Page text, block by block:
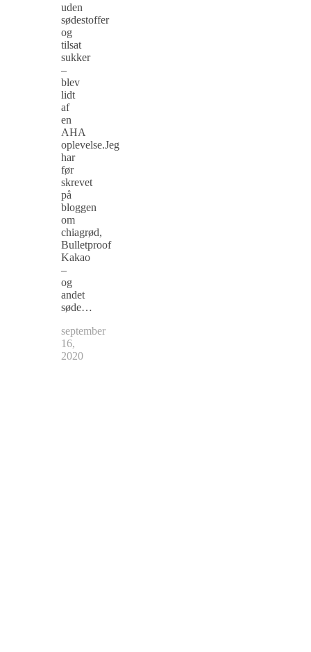
uden
sødestoffer
og
tilsat
sukker
–
blev
lidt
af
en
AHA
oplevelse.Jeg
har
før
skrevet
på
bloggen
om
chiagrød,
Bulletproof
Kakao
–
og
andet
søde…
september
16,
2020